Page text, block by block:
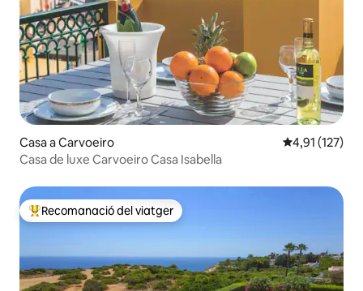
Casa a Carvoeiro 4,91 de
4,91 (127)
Casa de luxe Carvoeiro Casa Isabella
Principals recomanacions dels viatgers
Recomanació del viatger